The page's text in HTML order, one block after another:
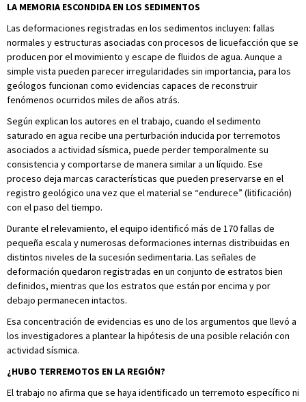
LA MEMORIA ESCONDIDA EN LOS SEDIMENTOS
Las deformaciones registradas en los sedimentos incluyen: fallas
normales y estructuras asociadas con procesos de licuefacción que se
producen por el movimiento y escape de fluidos de agua. Aunque a
simple vista pueden parecer irregularidades sin importancia, para los
geólogos funcionan como evidencias capaces de reconstruir
fenómenos ocurridos miles de años atrás.
Según explican los autores en el trabajo, cuando el sedimento
saturado en agua recibe una perturbación inducida por terremotos
asociados a actividad sísmica, puede perder temporalmente su
consistencia y comportarse de manera similar a un líquido. Ese
proceso deja marcas características que pueden preservarse en el
registro geológico una vez que el material se “endurece” (litificación)
con el paso del tiempo.
Durante el relevamiento, el equipo identificó más de 170 fallas de
pequeña escala y numerosas deformaciones internas distribuidas en
distintos niveles de la sucesión sedimentaria. Las señales de
deformación quedaron registradas en un conjunto de estratos bien
definidos, mientras que los estratos que están por encima y por
debajo permanecen intactos.
Esa concentración de evidencias es uno de los argumentos que llevó a
los investigadores a plantear la hipótesis de una posible relación con
actividad sísmica.
¿HUBO TERREMOTOS EN LA REGIÓN?
El trabajo no afirma que se haya identificado un terremoto específico ni